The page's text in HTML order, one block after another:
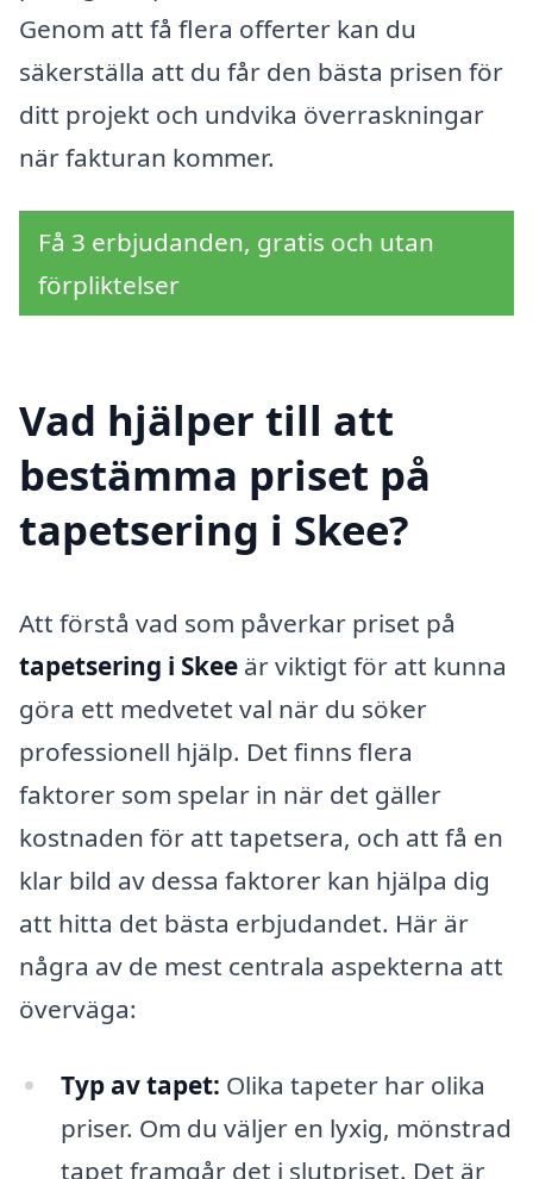
Genom att få flera offerter kan du
säkerställa att du får den bästa prisen för
ditt projekt och undvika överraskningar
när fakturan kommer.
Få 3 erbjudanden, gratis och utan
förpliktelser
Vad hjälper till att
bestämma priset på
tapetsering i Skee?
Att förstå vad som påverkar priset på
tapetsering i Skee är viktigt för att kunna
göra ett medvetet val när du söker
professionell hjälp. Det finns flera
faktorer som spelar in när det gäller
kostnaden för att tapetsera, och att få en
klar bild av dessa faktorer kan hjälpa dig
att hitta det bästa erbjudandet. Här är
några av de mest centrala aspekterna att
överväga:
Typ av tapet: Olika tapeter har olika
priser. Om du väljer en lyxig, mönstrad
tapet framgår det i slutpriset. Det är